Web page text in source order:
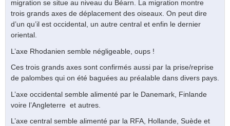
migration se situe au niveau du Béarn. La migration montre
trois grands axes de déplacement des oiseaux. On peut dire
d’un qu’il est occidental, un autre central et enfin le dernier
oriental.
L’axe Rhodanien semble négligeable, oups !
Ces trois grands axes sont confirmés aussi par la prise/reprise
de palombes qui on été baguées au préalable dans divers pays.
L’axe occidental semble alimenté par le Danemark, Finlande
voire l’Angleterre et autres.
L’axe central semble alimenté par la RFA, Hollande, Suède et